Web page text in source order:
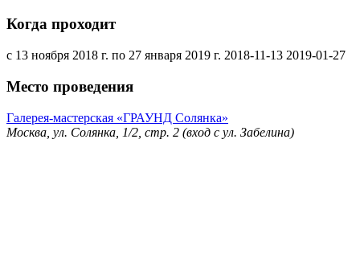
Когда проходит
с 13 ноября 2018 г. по 27 января 2019 г. 2018-11-13 2019-01-27
Место проведения
Галерея-мастерская «ГРАУНД Солянка»
Москва, ул. Солянка, 1/2, стр. 2 (вход с ул. Забелина)